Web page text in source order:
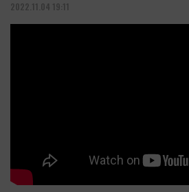
2022.11.04 19:11